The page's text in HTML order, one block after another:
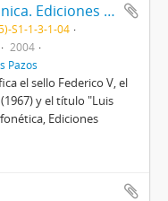
La corneta poesía fónica. Ediciones Federico V (1967)
S1-1-3-1-04
2004
Pazos
el sello Federico V, el
y el título "Luis
Ediciones